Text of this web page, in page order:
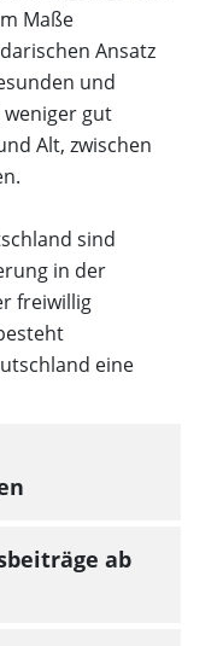
Maße
Ansatz
und
weniger gut
Alt, zwischen
sind
in der
freiwillig
eine
ab